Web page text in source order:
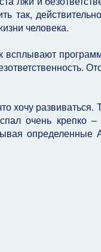
так,
человека.
всплывают
хочу развиваться.
очень крепко
определенные